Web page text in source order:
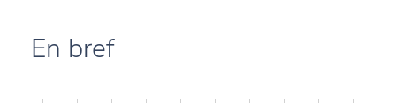
En bref